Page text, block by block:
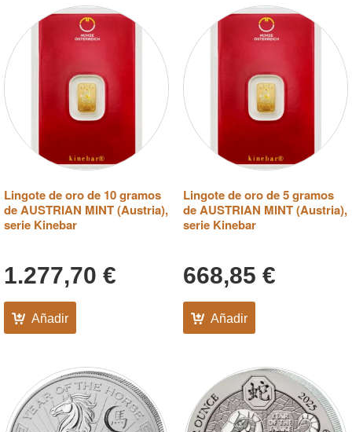
Lingote de oro de 10 gramos
de AUSTRIAN MINT (Austria),
serie Kinebar
1.277,70 €
Añadir
Lingote de oro de 5 gramos
de AUSTRIAN MINT (Austria),
serie Kinebar
668,85 €
Añadir